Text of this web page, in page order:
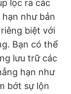
lọc ra các
như bản
biệt với
Bạn có thể
lưu trữ các
hạn như
bớt sự lộn